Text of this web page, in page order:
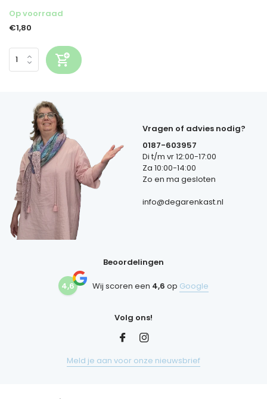
Op voorraad
€1,80
Vragen of advies nodig?
0187-603957
Di t/m vr 12:00-17:00
Za 10:00-14:00
Zo en ma gesloten
info@degarenkast.nl
Beoordelingen
4,6 Wij scoren een 4,6 op Google
Volg ons!
Meld je aan voor onze nieuwsbrief